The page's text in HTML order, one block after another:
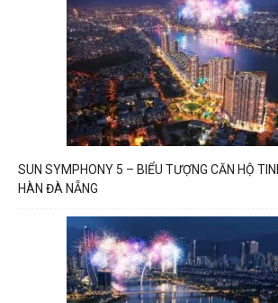
SUN SYMPHONY 5 – BIỂU TƯỢNG CĂN HỘ
HÀN ĐÀ NẴNG